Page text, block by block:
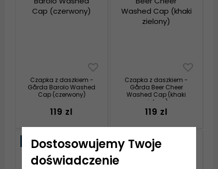
Czapka z daszkiem -
Gårda Barolo Washed
Cap (czerwony)
119 zl
Czapka z daszkiem -
Gårda Beer Cheer
Washed Cap (khaki
zielony)
119 zl
Nowość
Dostosowujemy Twoje
doświadczenie